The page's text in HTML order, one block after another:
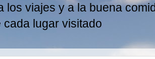
los viajes y a la buena
cada lugar visitado